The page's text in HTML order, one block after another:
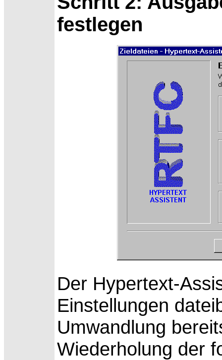
festlegen
Der Hypertext-
Einstellungen
Umwandlung
Wiederholung der